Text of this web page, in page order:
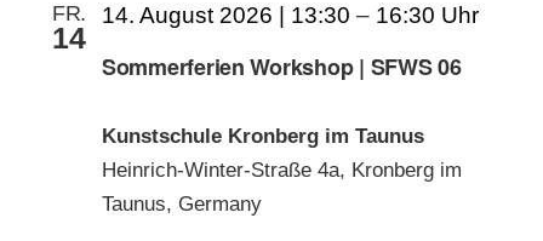
KRONBERGER MALERKOLONIE
SUCHE
NACH:
FR.
14
Sommerferien Workshop | SFWS 06
14. August 2026 | 13:30 – 16:30
Kunstschule Kronberg im Taunus
Heinrich-Winter-Straße 4a, Kronberg im
Taunus, Germany